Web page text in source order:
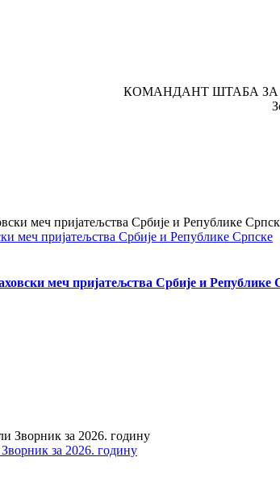
КОМАНДАНТ ШТАБА ЗА
меч пријатељства Србије и Републике Српске
меч пријатељства Србије и Републике
за 2026. годину